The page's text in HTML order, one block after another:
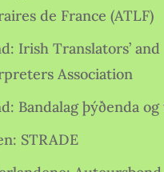
de France (ATLF)
Irish Translators’ and
Association
Bandalag þýðenda
STRADE